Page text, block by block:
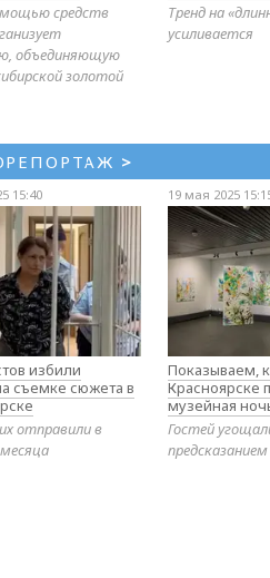
средств
объединяющую
золотой
Тренд на
усиливается
>
15:40
избили
съемке сюжета в
отправили в
19 мая 2025
Показываем,
Красноярске
музейная
Гостей
предсказанием